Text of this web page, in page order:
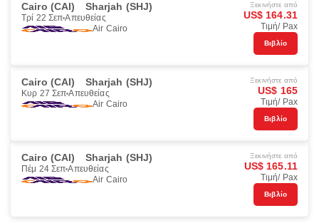
Cairo (CAI) Sharjah (SHJ)
Τρί 22 Σεπ Απευθείας
Air Cairo
Ξεκινήστε από
US$ 164.31
Τιμή/ Pax
Βιβλίο
Cairo (CAI) Sharjah (SHJ)
Κυρ 27 Σεπ Απευθείας
Air Cairo
Ξεκινήστε από
US$ 165
Τιμή/ Pax
Βιβλίο
Cairo (CAI) Sharjah (SHJ)
Πέμ 24 Σεπ Απευθείας
Air Cairo
Ξεκινήστε από
US$ 165.11
Τιμή/ Pax
Βιβλίο